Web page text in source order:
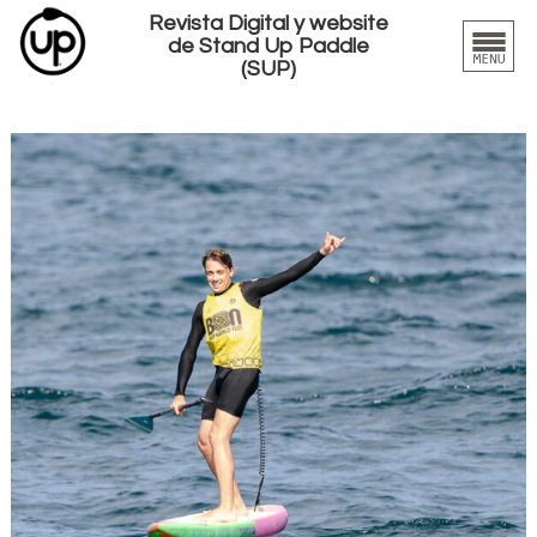
Revista Digital y website
de Stand Up Paddle
(SUP)